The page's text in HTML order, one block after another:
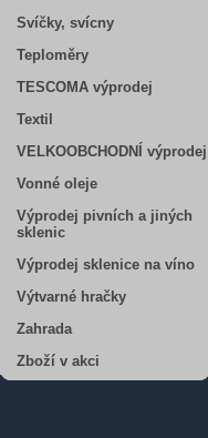
Svíčky, svícny
Teploměry
TESCOMA výprodej
Textil
VELKOOBCHODNÍ výprodej
Vonné oleje
Výprodej pivních a jiných
sklenic
Výprodej sklenice na víno
Výtvarné hračky
Zahrada
Zboží v akci